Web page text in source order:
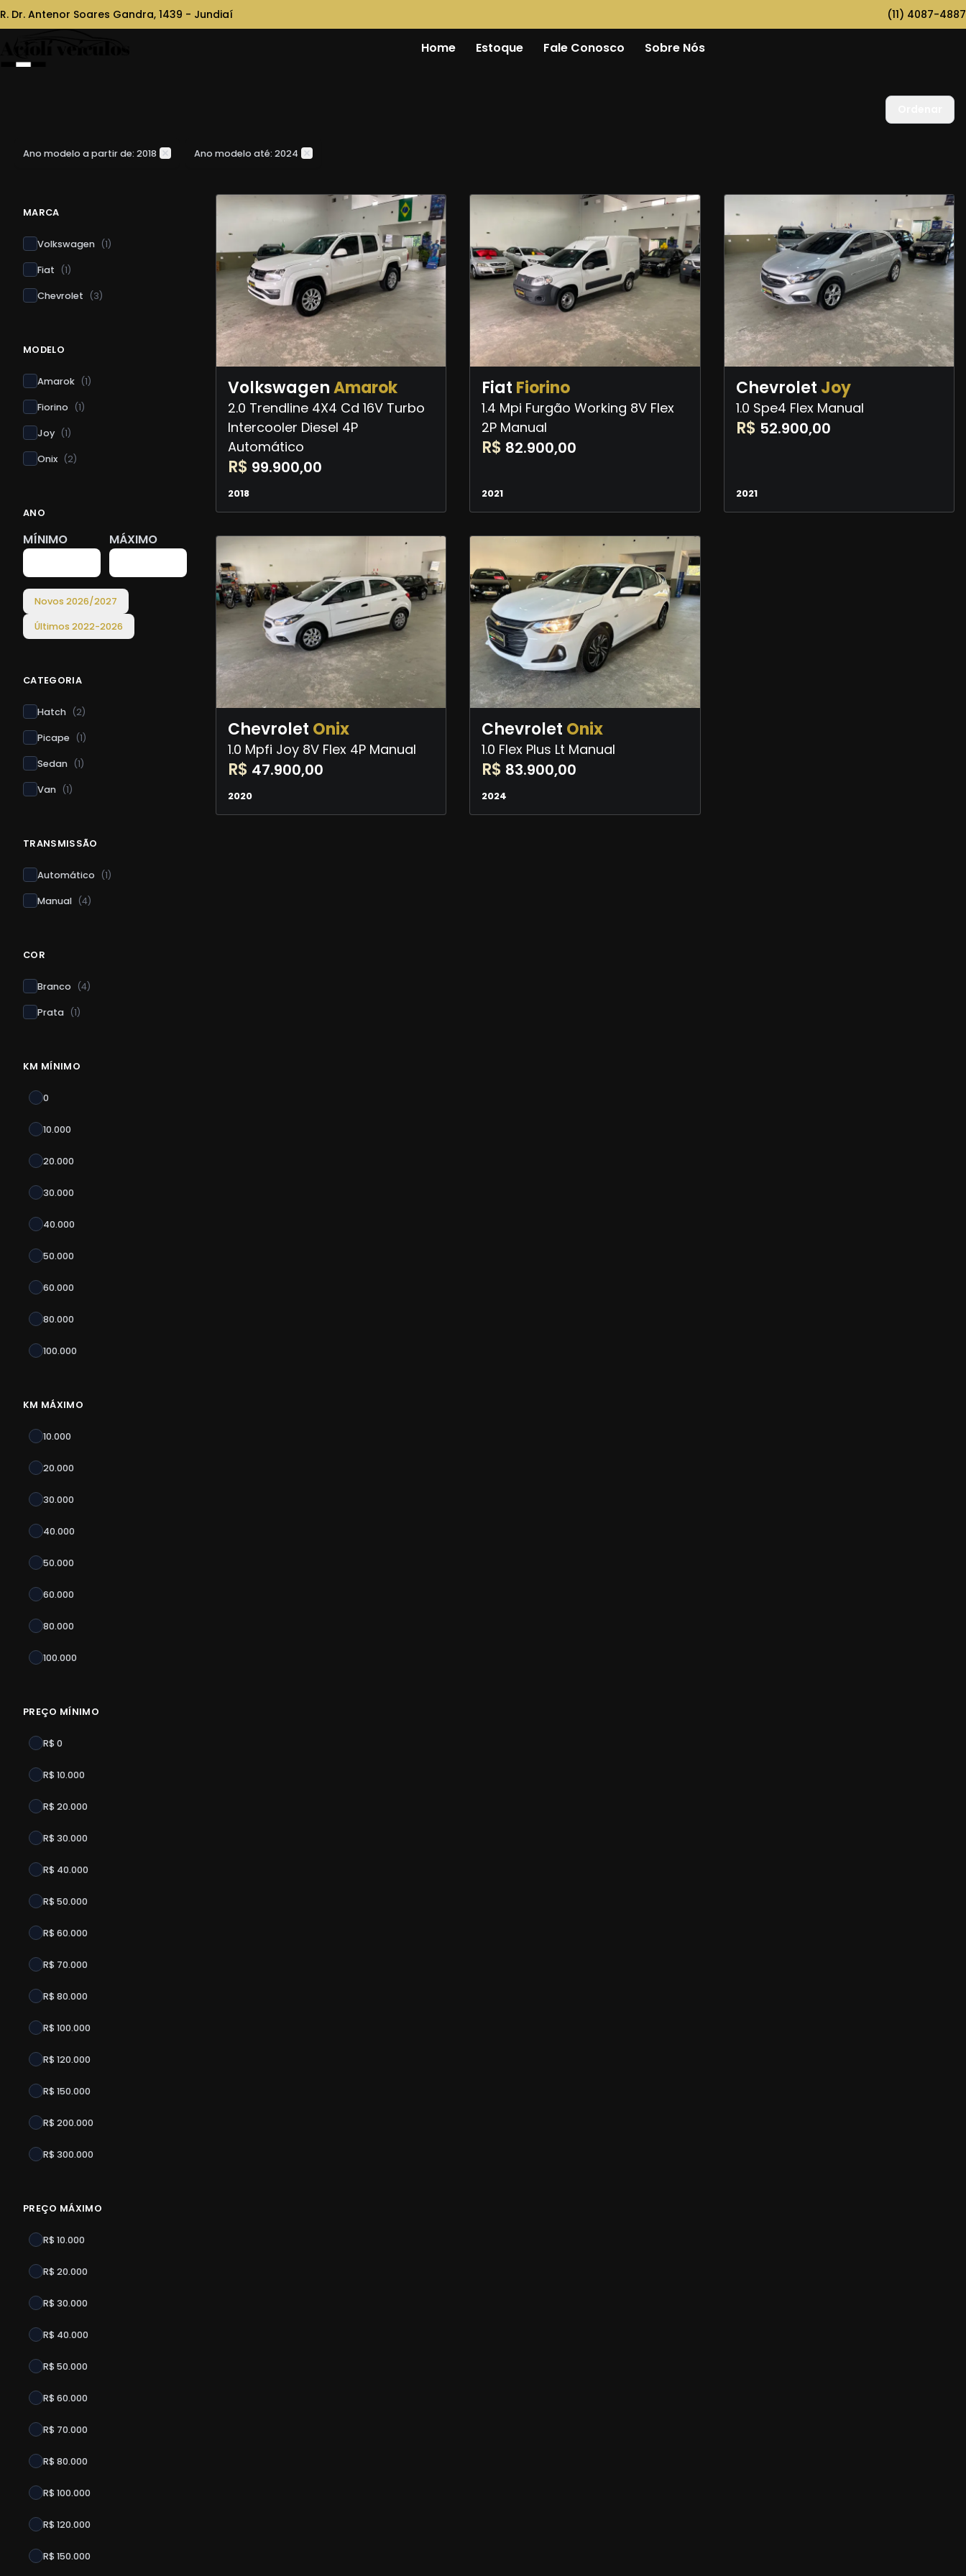
R. Dr. Antenor Soares Gandra, 1439 - Jundiaí (11) 4087-4887
Home Estoque Fale Conosco Sobre Nós
Ano modelo a partir de: 2018 Ano modelo até: 2024
MARCA
Volkswagen (1)
Fiat (1)
Chevrolet (3)
MODELO
Amarok (1)
Fiorino (1)
Joy (1)
Onix (2)
ANO
MÍNIMO MÁXIMO
Novos 2026/2027
Últimos 2022-2026
CATEGORIA
Hatch (2)
Picape (1)
Sedan (1)
Van (1)
TRANSMISSÃO
Automático (1)
Manual (4)
COR
Branco (4)
Prata (1)
KM MÍNIMO
0
10.000
20.000
30.000
40.000
50.000
60.000
80.000
100.000
KM MÁXIMO
10.000
20.000
30.000
40.000
50.000
60.000
80.000
100.000
PREÇO MÍNIMO
R$ 0
R$ 10.000
R$ 20.000
R$ 30.000
R$ 40.000
R$ 50.000
R$ 60.000
R$ 70.000
R$ 80.000
R$ 100.000
R$ 120.000
R$ 150.000
R$ 200.000
R$ 300.000
PREÇO MÁXIMO
R$ 10.000
R$ 20.000
R$ 30.000
R$ 40.000
R$ 50.000
R$ 60.000
R$ 70.000
R$ 80.000
R$ 100.000
R$ 120.000
R$ 150.000
VolkswagenAmarok
2.0 Trendline 4X4 Cd 16V Turbo
Intercooler Diesel 4P
Automático
R$ 99.900,00
2018
Fiat Fiorino
1.4 Mpi Furgão Working 8V Flex
2P Manual
R$ 82.900,00
2021
Chevrolet Joy
1.0 Spe4 Flex Manual
R$ 52.900,00
2021
Chevrolet Onix
1.0 Mpfi Joy 8V Flex 4P Manual
R$ 47.900,00
2020
Chevrolet Onix
1.0 Flex Plus Lt Manual
R$ 83.900,00
2024